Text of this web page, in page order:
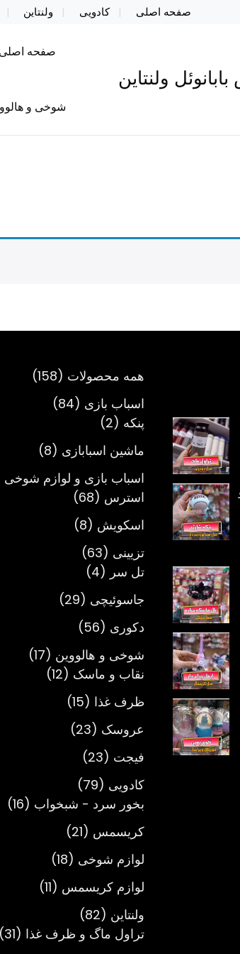
صفحه اصلی کادویی ولنتاین
ولنتاین
صفحه
شوخی و
همه محصولات 158
158
اسباب بازی 84
84
پنکه 2
2
محصول
ماشین اسبابازی 8
8
اسباب بازی و لوازم
استرس
68
68
محصول
اسکویش 8
8
تزیینی 63
63
محصول
تل سر 4
4
محصول
جاسوئیچی 29
29
دکوری 56
56
محصول
شوخی و هالووین 17
17
نقاب و ماسک 12
12
ظرف غذا 15
15
محصول
عروسک 23
23
فیجت 23
23
محصول
کادویی 79
79
محصول
بخور سرد - شبخواب 16
16
کریسمس 21
21
محصول
لوازم شوخی 18
18
محصول
لوازم کریسمس 11
11
ولنتاین 82
82
محصول
تراول ماگ و ظرف غذا 31